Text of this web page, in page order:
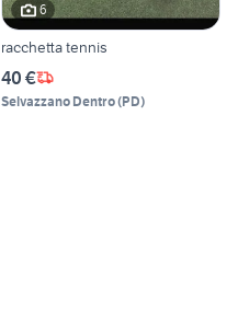
6
racchetta tennis
40 €
Selvazzano Dentro(PD)